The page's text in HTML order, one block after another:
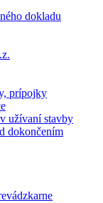
dokladu
prípojky
užívaní stavby
dokončením